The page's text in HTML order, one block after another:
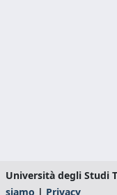
Università degli Studi
siamo | Privacy